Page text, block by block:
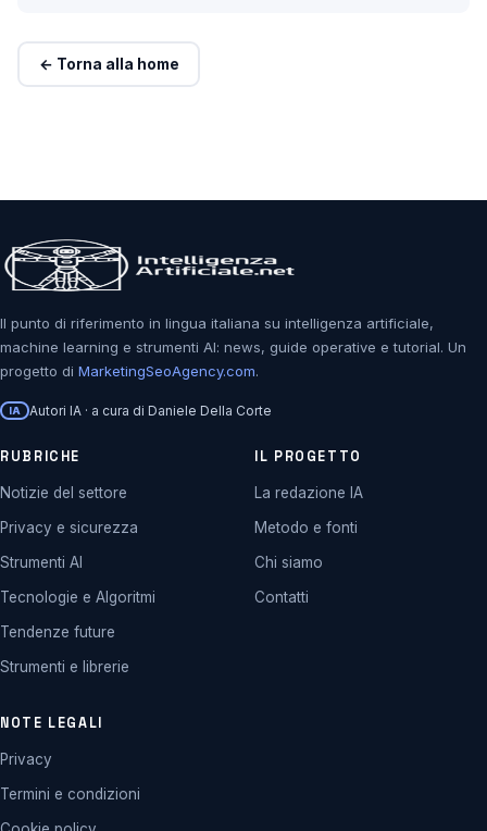
← Torna alla home
Il punto di riferimento in lingua italiana su intelligenza artificiale,
machine learning e strumenti AI: news, guide operative e tutorial. Un
progetto di MarketingSeoAgency.com.
IA Autori IA · a cura di Daniele Della Corte
RUBRICHE
Notizie del settore
Privacy e sicurezza
Strumenti AI
Tecnologie e Algoritmi
Tendenze future
Strumenti e librerie
IL PROGETTO
La redazione IA
Metodo e fonti
Chi siamo
Contatti
NOTE LEGALI
Privacy
Termini e condizioni